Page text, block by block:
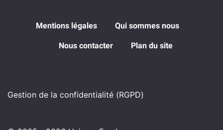
Mentions légales Qui sommes nous
Nous contacter Plan du site
Gestion de la confidentialité (RGPD)